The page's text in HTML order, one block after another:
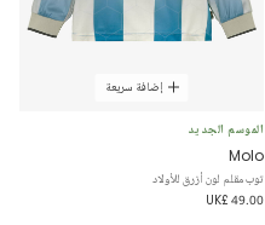
إضافة سريعة
الموسم الجديد
Molo
توب مقلم لون أزرق للأولاد
UK£ 49.00